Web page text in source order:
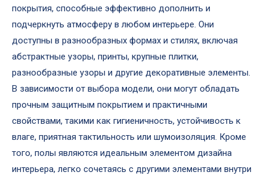
покрытия, способные эффективно дополнить и
подчеркнуть атмосферу в любом интерьере. Они
доступны в разнообразных формах и стилях, включая
абстрактные узоры, принты, крупные плитки,
разнообразные узоры и другие декоративные элементы.
В зависимости от выбора модели, они могут обладать
прочным защитным покрытием и практичными
свойствами, такими как гигиеничность, устойчивость к
влаге, приятная тактильность или шумоизоляция. Кроме
того, полы являются идеальным элементом дизайна
интерьера, легко сочетаясь с другими элементами внутри